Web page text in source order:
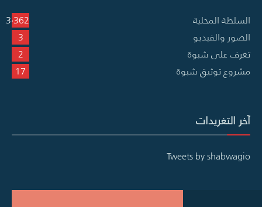
السلطة المحلية
3٬362
الصور والفيديو
3
تعرف على شبوة
2
مشروع توثيق شبوة
17
آخر التغريدات
Tweets by shabwagio